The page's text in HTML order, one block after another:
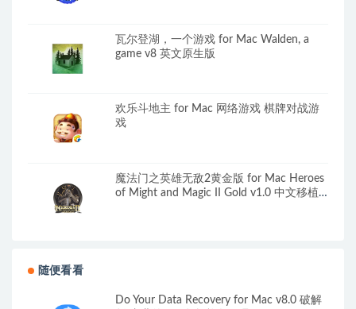
瓦尔登湖，一个游戏 for Mac Walden, a
game v8 英文原生版
欢乐斗地主 for Mac 网络游戏 棋牌对战游
戏
魔法门之英雄无敌2黄金版 for Mac Heroes
of Might and Magic II Gold v1.0 中文移植
随便看看
Do Your Data Recovery for Mac v8.0 破解